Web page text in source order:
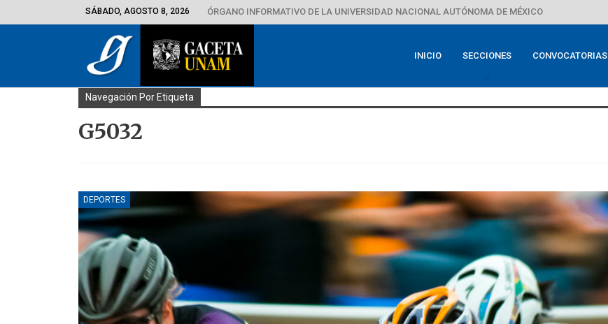
SÁBADO, AGOSTO 8, 2026 ÓRGANO INFORMATIVO DE LA UNIVERSIDAD NACIONAL AUTÓNOMA DE MÉXICO
INICIO SECCIONES CONVOCATORIAS
Navegación Por Etiqueta
G5032
DEPORTES